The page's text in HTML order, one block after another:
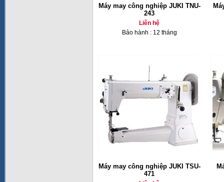
Máy may công nghiệp JUKI TNU-
243
Liên hệ
Bảo hành : 12 tháng
Máy may công nghiệp JUKI TSU-
471